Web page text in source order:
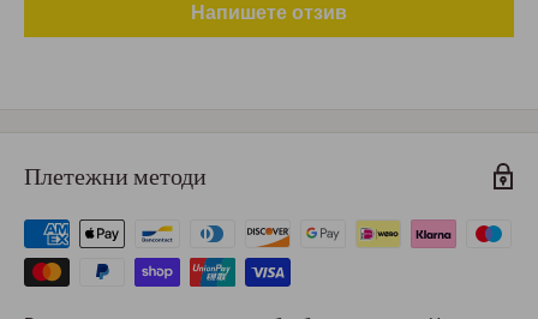
Напишете отзив
Плетежни методи